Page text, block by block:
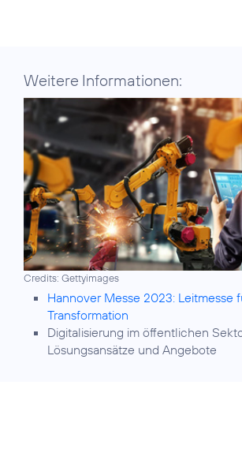
Weitere Informationen:
Credits: Gettyimages
Hannover Messe 2023: Leitmesse
Transformation
Digitalisierung im öffentlichen
Lösungsansätze und Angebote